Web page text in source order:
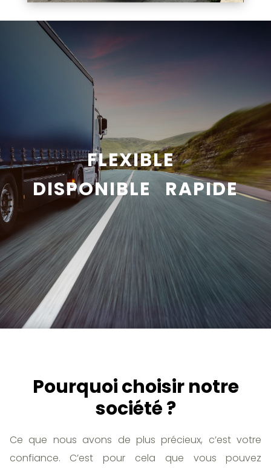
FLEXIBLE
DISPONIBLE RAPIDE
Pourquoi choisir notre
société ?
Ce que nous avons de plus précieux, c’est votre
confiance. C’est pour cela que vous pouvez